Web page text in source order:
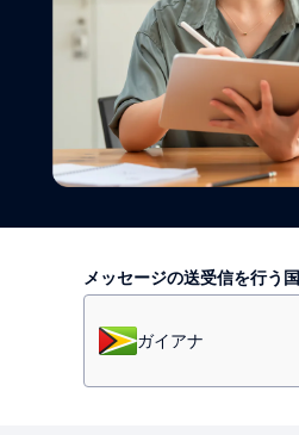
メッセージの送受信を行う国
ガイアナ